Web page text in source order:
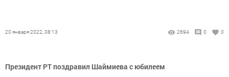
20 января 2022, 08:13 2694 0 0
Президент РТ поздравил Шаймиева с юбилеем